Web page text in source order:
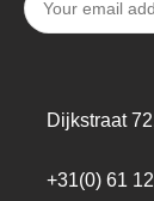
Dijkstraat
+31(0) 61